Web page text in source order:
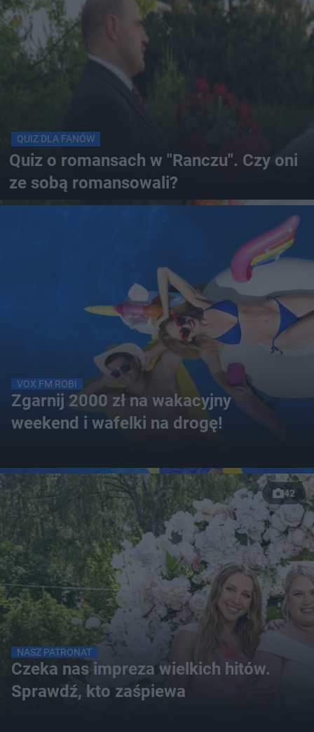
QUIZ DLA FANÓW
Quiz o romansach w "Ranczu". Czy oni
ze sobą romansowali?
VOX FM ROBI
Zgarnij 2000 zł na wakacyjny
weekend i wafelki na drogę!
42
NASZ PATRONAT
Czeka nas impreza wielkich hitów.
Sprawdź, kto zaśpiewa